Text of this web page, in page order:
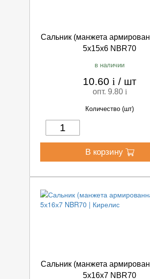
Сальник (манжета
5х15х6 NBR70
в наличии
10.60i / шт
опт. 9.80 i
Количество (шт)
В корзину
Сальник (манжета
5х16х7 NBR70